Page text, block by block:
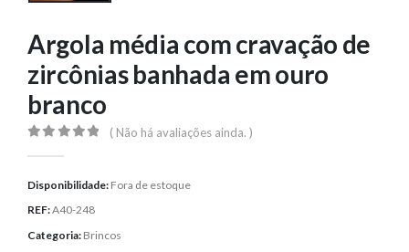
Argola média com cravação de
zircônias banhada em ouro
branco
( Não há avaliações ainda. )
Disponibilidade: Fora de estoque
REF:A40-248
Categoria: Brincos